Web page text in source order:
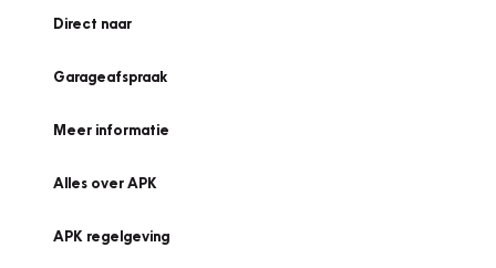
Direct naar
Garageafspraak
Meer informatie
Alles over APK
APK regelgeving